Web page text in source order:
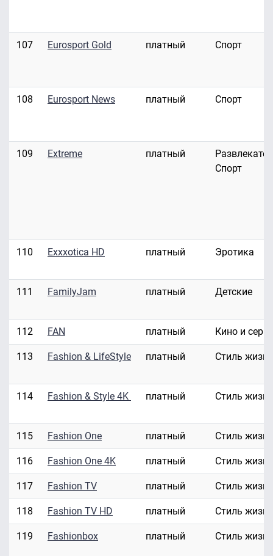
107 Eurosport Gold платный Спорт
108 Eurosport News платный Спорт
109 Extreme платный
Спорт
110 Exxxotica HD платный Эротика
111 FamilyJam платный Детские
112 FAN платный Кино и
113 Fashion & LifeStyle платный Стиль жизни
114 Fashion & Style 4K платный Стиль жизни
115 Fashion One платный Стиль жизни
116 Fashion One 4K платный Стиль жизни
117 Fashion TV платный Стиль жизни
118 Fashion TV HD платный Стиль жизни
119 Fashionbox платный Стиль жизни